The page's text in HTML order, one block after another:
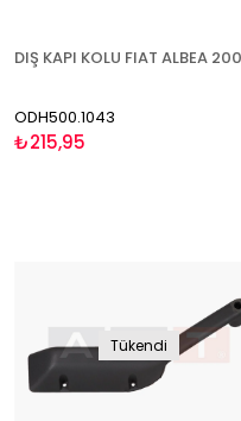
ODH500.1043
₺215,95
Tükendi